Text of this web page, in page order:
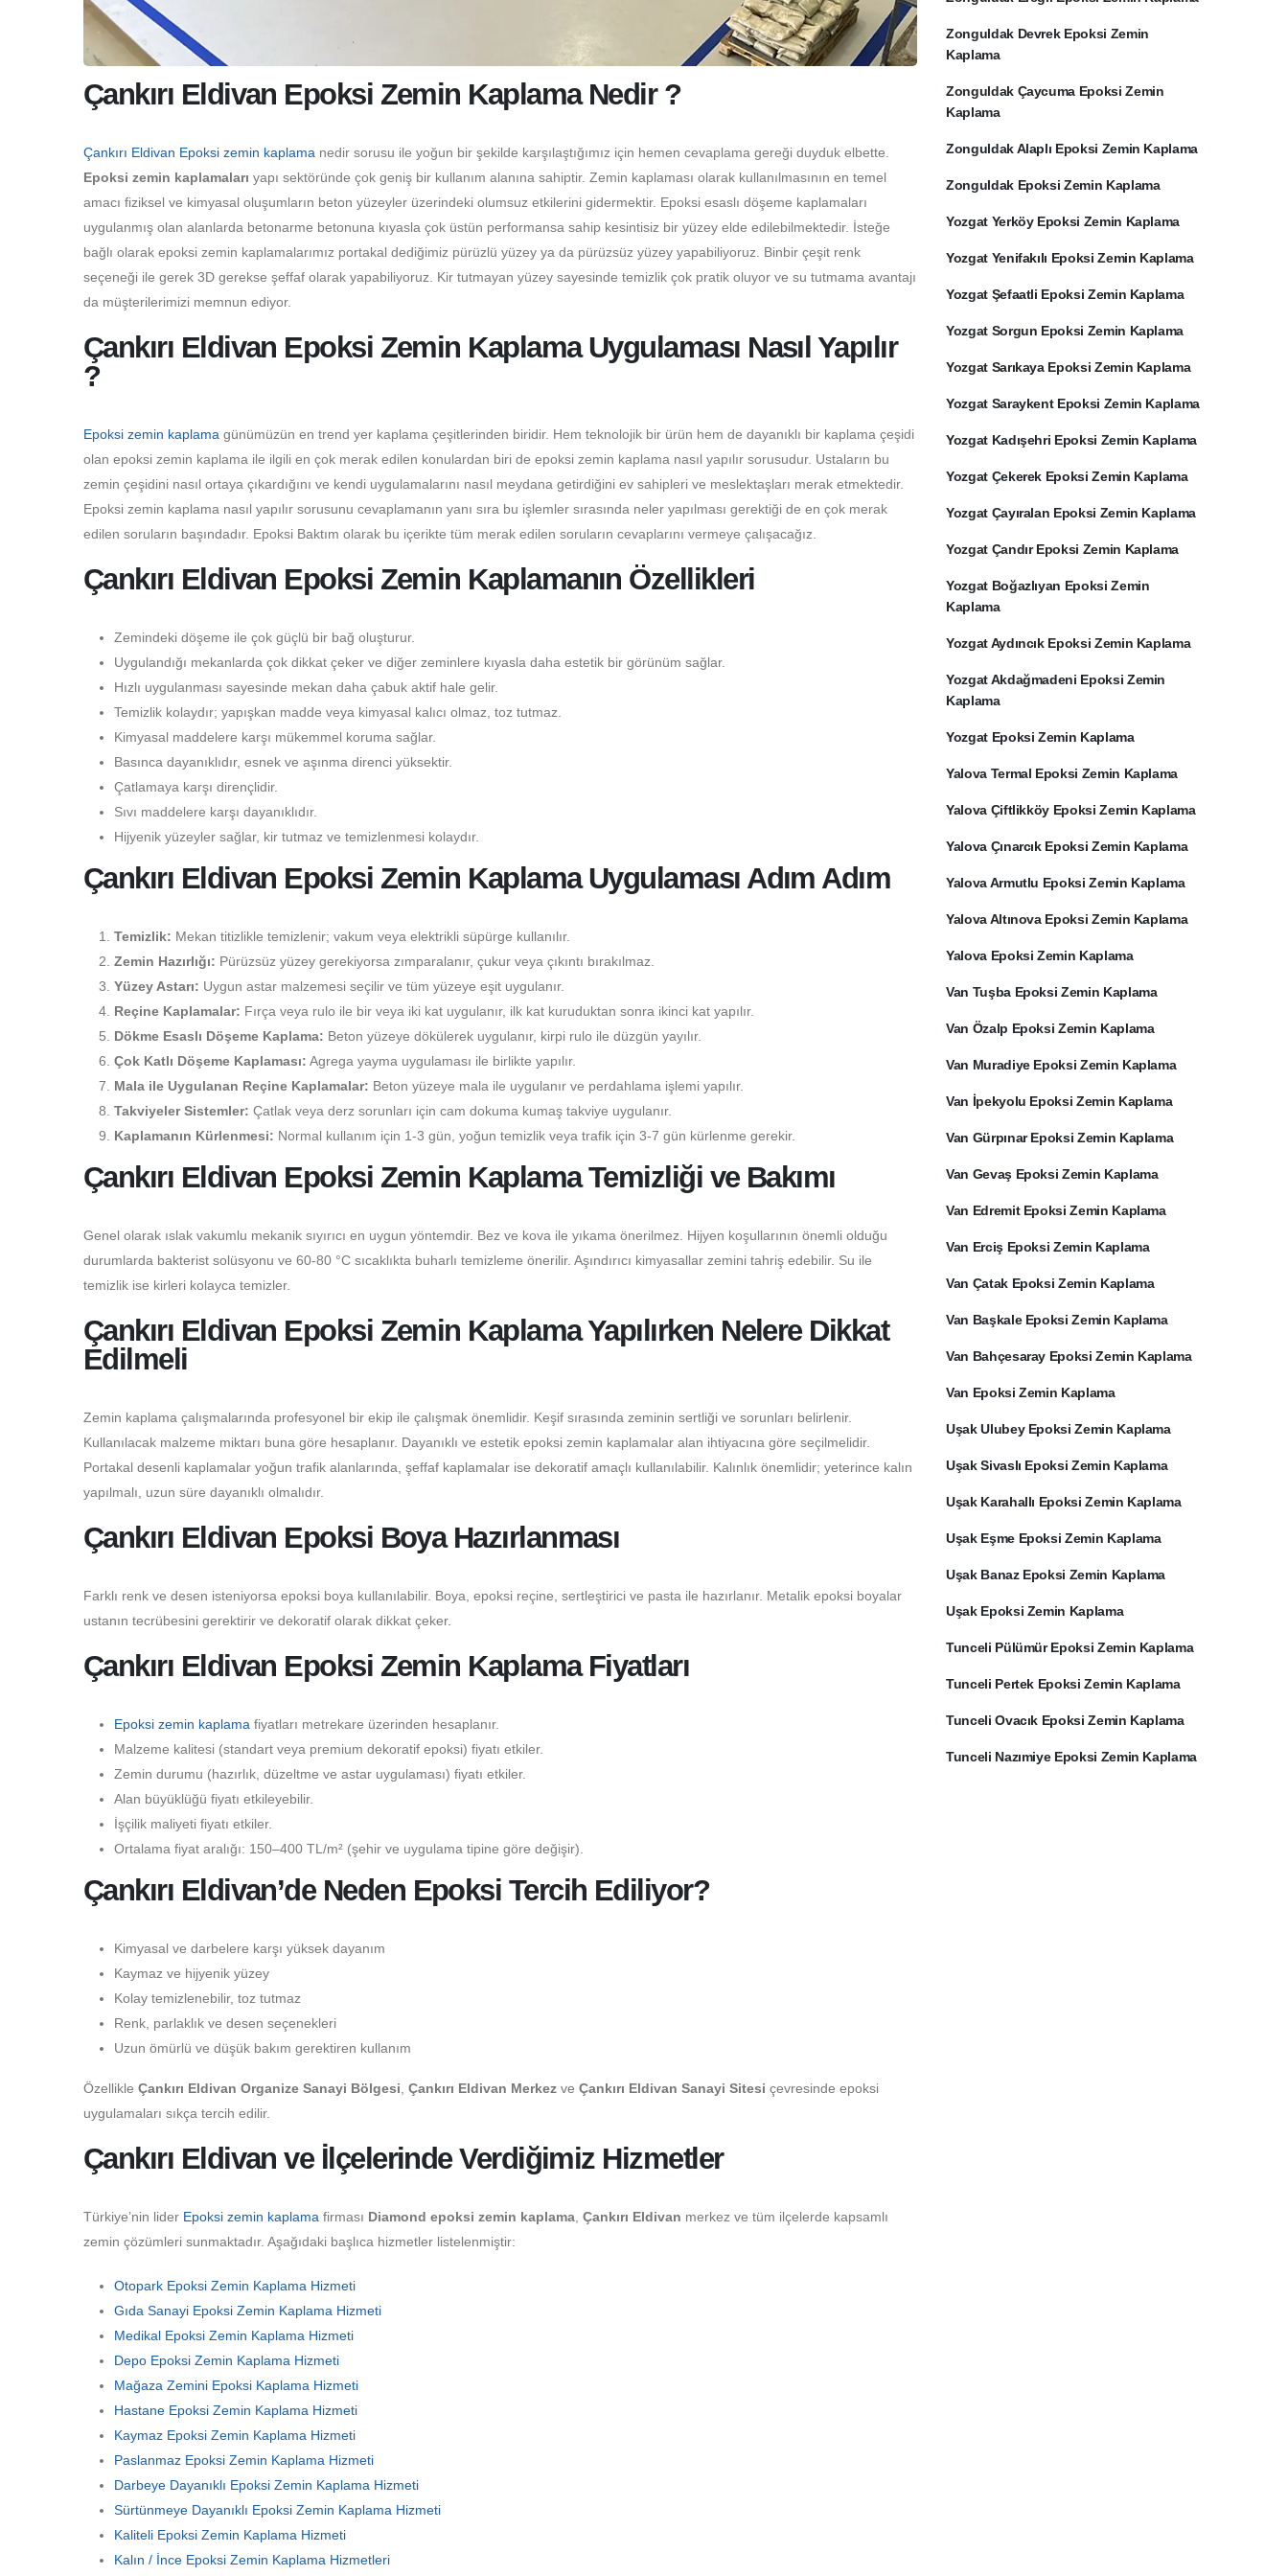
Çankırı Eldivan Epoksi Zemin Kaplama Nedir ?
Çankırı Eldivan Epoksi zemin kaplama nedir sorusu ile yoğun bir şekilde karşılaştığımız için hemen cevaplama gereği duyduk elbette.
Epoksi zemin kaplamaları yapı sektöründe çok geniş bir kullanım alanına sahiptir. Zemin kaplaması olarak kullanılmasının en temel
amacı fiziksel ve kimyasal oluşumların beton yüzeyler üzerindeki olumsuz etkilerini gidermektir. Epoksi esaslı döşeme kaplamaları
uygulanmış olan alanlarda betonarme betonuna kıyasla çok üstün performansa sahip kesintisiz bir yüzey elde edilebilmektedir. İsteğe
bağlı olarak epoksi zemin kaplamalarımız portakal dediğimiz pürüzlü yüzey ya da pürüzsüz yüzey yapabiliyoruz. Binbir çeşit renk
seçeneği ile gerek 3D gerekse şeffaf olarak yapabiliyoruz. Kir tutmayan yüzey sayesinde temizlik çok pratik oluyor ve su tutmama avantajı
da müşterilerimizi memnun ediyor.
Çankırı Eldivan Epoksi Zemin Kaplama Uygulaması Nasıl Yapılır
?
Epoksi zemin kaplama günümüzün en trend yer kaplama çeşitlerinden biridir. Hem teknolojik bir ürün hem de dayanıklı bir kaplama çeşidi
olan epoksi zemin kaplama ile ilgili en çok merak edilen konulardan biri de epoksi zemin kaplama nasıl yapılır sorusudur. Ustaların bu
zemin çeşidini nasıl ortaya çıkardığını ve kendi uygulamalarını nasıl meydana getirdiğini ev sahipleri ve meslektaşları merak etmektedir.
Epoksi zemin kaplama nasıl yapılır sorusunu cevaplamanın yanı sıra bu işlemler sırasında neler yapılması gerektiği de en çok merak
edilen soruların başındadır. Epoksi Baktım olarak bu içerikte tüm merak edilen soruların cevaplarını vermeye çalışacağız.
Çankırı Eldivan Epoksi Zemin Kaplamanın Özellikleri
Zemindeki döşeme ile çok güçlü bir bağ oluşturur.
Uygulandığı mekanlarda çok dikkat çeker ve diğer zeminlere kıyasla daha estetik bir görünüm sağlar.
Hızlı uygulanması sayesinde mekan daha çabuk aktif hale gelir.
Temizlik kolaydır; yapışkan madde veya kimyasal kalıcı olmaz, toz tutmaz.
Kimyasal maddelere karşı mükemmel koruma sağlar.
Basınca dayanıklıdır, esnek ve aşınma direnci yüksektir.
Çatlamaya karşı dirençlidir.
Sıvı maddelere karşı dayanıklıdır.
Hijyenik yüzeyler sağlar, kir tutmaz ve temizlenmesi kolaydır.
Çankırı Eldivan Epoksi Zemin Kaplama Uygulaması Adım Adım
Temizlik: Mekan titizlikle temizlenir; vakum veya elektrikli süpürge kullanılır.
Zemin Hazırlığı: Pürüzsüz yüzey gerekiyorsa zımparalanır, çukur veya çıkıntı bırakılmaz.
Yüzey Astarı: Uygun astar malzemesi seçilir ve tüm yüzeye eşit uygulanır.
Reçine Kaplamalar: Fırça veya rulo ile bir veya iki kat uygulanır, ilk kat kuruduktan sonra ikinci kat yapılır.
Dökme Esaslı Döşeme Kaplama: Beton yüzeye dökülerek uygulanır, kirpi rulo ile düzgün yayılır.
Çok Katlı Döşeme Kaplaması: Agrega yayma uygulaması ile birlikte yapılır.
Mala ile Uygulanan Reçine Kaplamalar: Beton yüzeye mala ile uygulanır ve perdahlama işlemi yapılır.
Takviyeler Sistemler: Çatlak veya derz sorunları için cam dokuma kumaş takviye uygulanır.
Kaplamanın Kürlenmesi: Normal kullanım için 1-3 gün, yoğun temizlik veya trafik için 3-7 gün kürlenme gerekir.
Çankırı Eldivan Epoksi Zemin Kaplama Temizliği ve Bakımı
Genel olarak ıslak vakumlu mekanik sıyırıcı en uygun yöntemdir. Bez ve kova ile yıkama önerilmez. Hijyen koşullarının önemli olduğu
durumlarda bakterist solüsyonu ve 60-80 °C sıcaklıkta buharlı temizleme önerilir. Aşındırıcı kimyasallar zemini tahriş edebilir. Su ile
temizlik ise kirleri kolayca temizler.
Çankırı Eldivan Epoksi Zemin Kaplama Yapılırken Nelere Dikkat
Edilmeli
Zemin kaplama çalışmalarında profesyonel bir ekip ile çalışmak önemlidir. Keşif sırasında zeminin sertliği ve sorunları belirlenir.
Kullanılacak malzeme miktarı buna göre hesaplanır. Dayanıklı ve estetik epoksi zemin kaplamalar alan ihtiyacına göre seçilmelidir.
Portakal desenli kaplamalar yoğun trafik alanlarında, şeffaf kaplamalar ise dekoratif amaçlı kullanılabilir. Kalınlık önemlidir; yeterince kalın
yapılmalı, uzun süre dayanıklı olmalıdır.
Çankırı Eldivan Epoksi Boya Hazırlanması
Farklı renk ve desen isteniyorsa epoksi boya kullanılabilir. Boya, epoksi reçine, sertleştirici ve pasta ile hazırlanır. Metalik epoksi boyalar
ustanın tecrübesini gerektirir ve dekoratif olarak dikkat çeker.
Çankırı Eldivan Epoksi Zemin Kaplama Fiyatları
Epoksi zemin kaplama fiyatları metrekare üzerinden hesaplanır.
Malzeme kalitesi (standart veya premium dekoratif epoksi) fiyatı etkiler.
Zemin durumu (hazırlık, düzeltme ve astar uygulaması) fiyatı etkiler.
Alan büyüklüğü fiyatı etkileyebilir.
İşçilik maliyeti fiyatı etkiler.
Ortalama fiyat aralığı: 150–400 TL/m² (şehir ve uygulama tipine göre değişir).
Çankırı Eldivan’de Neden Epoksi Tercih Ediliyor?
Kimyasal ve darbelere karşı yüksek dayanım
Kaymaz ve hijyenik yüzey
Kolay temizlenebilir, toz tutmaz
Renk, parlaklık ve desen seçenekleri
Uzun ömürlü ve düşük bakım gerektiren kullanım
Özellikle Çankırı Eldivan Organize Sanayi Bölgesi Çankırı Eldivan Merkez ve Çankırı Eldivan Sanayi Sitesi çevresinde epoksi
uygulamaları sıkça tercih edilir.
Çankırı Eldivan ve İlçelerinde Verdiğimiz Hizmetler
Türkiye’nin lider Epoksi zemin kaplama firması Diamond epoksi zemin kaplama Çankırı Eldivan merkez ve tüm ilçelerde kapsamlı
zemin çözümleri sunmaktadır. Aşağıdaki başlıca hizmetler listelenmiştir:
Otopark Epoksi Zemin Kaplama Hizmeti
Gıda Sanayi Epoksi Zemin Kaplama Hizmeti
Medikal Epoksi Zemin Kaplama Hizmeti
Depo Epoksi Zemin Kaplama Hizmeti
Mağaza Zemini Epoksi Kaplama Hizmeti
Hastane Epoksi Zemin Kaplama Hizmeti
Kaymaz Epoksi Zemin Kaplama Hizmeti
Paslanmaz Epoksi Zemin Kaplama Hizmeti
Darbeye Dayanıklı Epoksi Zemin Kaplama Hizmeti
Sürtünmeye Dayanıklı Epoksi Zemin Kaplama Hizmeti
Kaliteli Epoksi Zemin Kaplama Hizmeti
Kalın / İnce Epoksi Zemin Kaplama Hizmetleri
Zonguldak Devrek Epoksi Zemin
Kaplama
Zonguldak Çaycuma Epoksi Zemin
Kaplama
Zonguldak Alaplı Epoksi Zemin Kaplama
Zonguldak Epoksi Zemin Kaplama
Yozgat Yerköy Epoksi Zemin Kaplama
Yozgat Yenifakılı Epoksi Zemin Kaplama
Yozgat Şefaatli Epoksi Zemin Kaplama
Yozgat Sorgun Epoksi Zemin Kaplama
Yozgat Sarıkaya Epoksi Zemin Kaplama
Yozgat Saraykent Epoksi Zemin Kaplama
Yozgat Kadışehri Epoksi Zemin Kaplama
Yozgat Çekerek Epoksi Zemin Kaplama
Yozgat Çayıralan Epoksi Zemin Kaplama
Yozgat Çandır Epoksi Zemin Kaplama
Yozgat Boğazlıyan Epoksi Zemin
Kaplama
Yozgat Aydıncık Epoksi Zemin Kaplama
Yozgat Akdağmadeni Epoksi Zemin
Kaplama
Yozgat Epoksi Zemin Kaplama
Yalova Termal Epoksi Zemin Kaplama
Yalova Çiftlikköy Epoksi Zemin Kaplama
Yalova Çınarcık Epoksi Zemin Kaplama
Yalova Armutlu Epoksi Zemin Kaplama
Yalova Altınova Epoksi Zemin Kaplama
Yalova Epoksi Zemin Kaplama
Van Tuşba Epoksi Zemin Kaplama
Van Özalp Epoksi Zemin Kaplama
Van Muradiye Epoksi Zemin Kaplama
Van İpekyolu Epoksi Zemin Kaplama
Van Gürpınar Epoksi Zemin Kaplama
Van Gevaş Epoksi Zemin Kaplama
Van Edremit Epoksi Zemin Kaplama
Van Erciş Epoksi Zemin Kaplama
Van Çatak Epoksi Zemin Kaplama
Van Başkale Epoksi Zemin Kaplama
Van Bahçesaray Epoksi Zemin Kaplama
Van Epoksi Zemin Kaplama
Uşak Ulubey Epoksi Zemin Kaplama
Uşak Sivaslı Epoksi Zemin Kaplama
Uşak Karahallı Epoksi Zemin Kaplama
Uşak Eşme Epoksi Zemin Kaplama
Uşak Banaz Epoksi Zemin Kaplama
Uşak Epoksi Zemin Kaplama
Tunceli Pülümür Epoksi Zemin Kaplama
Tunceli Pertek Epoksi Zemin Kaplama
Tunceli Ovacık Epoksi Zemin Kaplama
Tunceli Nazımiye Epoksi Zemin Kaplama